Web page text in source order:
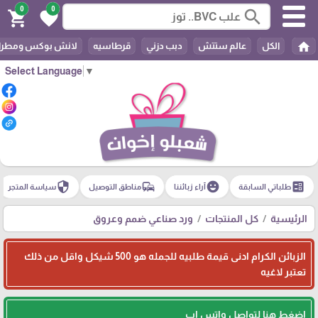
Select Language ▼
search
0
favorite
0
shopping_cart
home الكل عالم ستتش دبب دزني قرطاسيه لانش بوكس
ballotطلباتي السابقة emoji_emotionsآراء زبائننا commuteمناطق التوصيل securityسياسة المتجر
الرئيسية كل المنتجات ورد صناعي ضمم وعروق
الزبائن الكرام ادنى قيمة طلبيه للجمله هو 500 شيكل واقل من ذلك
تعتبر لاغيه
اضغط هنا لتواصل واتس اب